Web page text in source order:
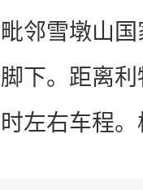
毗邻雪墩山
脚下。距离
时左右车程